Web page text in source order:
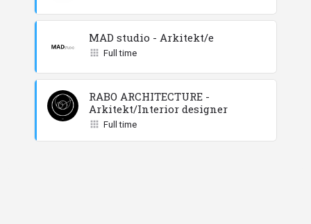
MAD studio - Arkitekt/e
Full time
RABO ARCHITECTURE -
Arkitekt/Interior designer
Full time